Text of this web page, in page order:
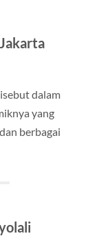
dalam
yang
berbagai